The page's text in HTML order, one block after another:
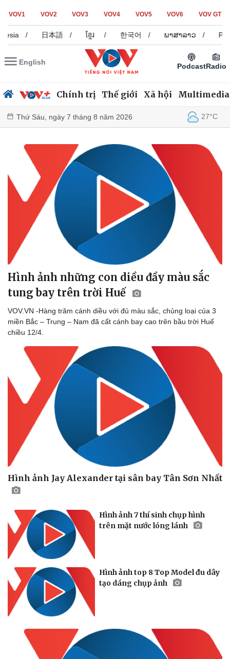
VOV1 VOV2 VOV3 VOV4 VOV5 VOV6 VOV GT
/ 日本語 / ខ្មែរ / 한국어 / ພາສາລາວ / Русский
English PodcastRadio
Chính trị Thế giới Xã hội Multimedia
Thứ Sáu, ngày 7 tháng 8 năm 2026 27°C
Chính trị
Đảng
Tổ chức nhân sự
Quốc hội
Nhận diện sự thật
Dự báo thời tiết
Giáo dục
Dấu ấn VOV
Việc làm
GALLERY
Hình ảnh những con diều đầy màu sắc
tung bay trên trời Huế
VOV.VN -Hàng trăm cánh diều với đủ màu sắc, chủng loại của 3
miền Bắc – Trung – Nam đã cất cánh bay cao trên bầu trời Huế
chiều 12/4.
Hình ảnh Jay Alexander tại sân bay Tân Sơn Nhất
Hình ảnh 7 thí sinh chụp hình
trên mặt nước lóng lánh
Hình ảnh top 8 Top Model đu dây
tạo dáng chụp ảnh